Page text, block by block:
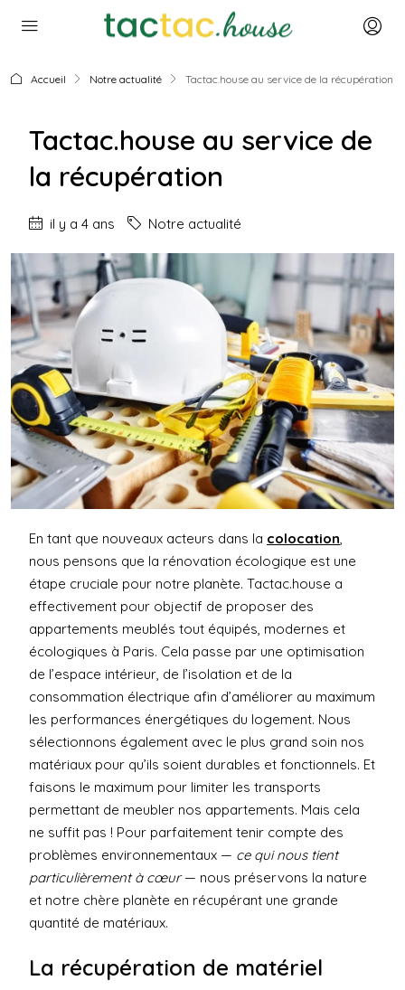
Accueil Notre actualité Tactac.house au service de la récupération
Tactac.house au service de
la récupération
il y a 4 ans Notre actualité
En tant que nouveaux acteurs dans la colocation,
nous pensons que la rénovation écologique est une
étape cruciale pour notre planète. Tactac.house a
effectivement pour objectif de proposer des
appartements meublés tout équipés, modernes et
écologiques à Paris. Cela passe par une optimisation
de l’espace intérieur, de l’isolation et de la
consommation électrique afin d’améliorer au maximum
les performances énergétiques du logement. Nous
sélectionnons également avec le plus grand soin nos
matériaux pour qu’ils soient durables et fonctionnels. Et
faisons le maximum pour limiter les transports
permettant de meubler nos appartements. Mais cela
ne suffit pas ! Pour parfaitement tenir compte des
problèmes environnementaux — ce qui nous tient
particulièrement à cœur— nous préservons la nature
et notre chère planète en récupérant une grande
quantité de matériaux.
La récupération de matériel